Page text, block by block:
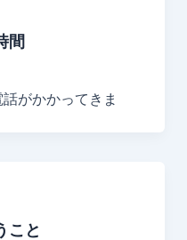
間
がかかってきま
こと